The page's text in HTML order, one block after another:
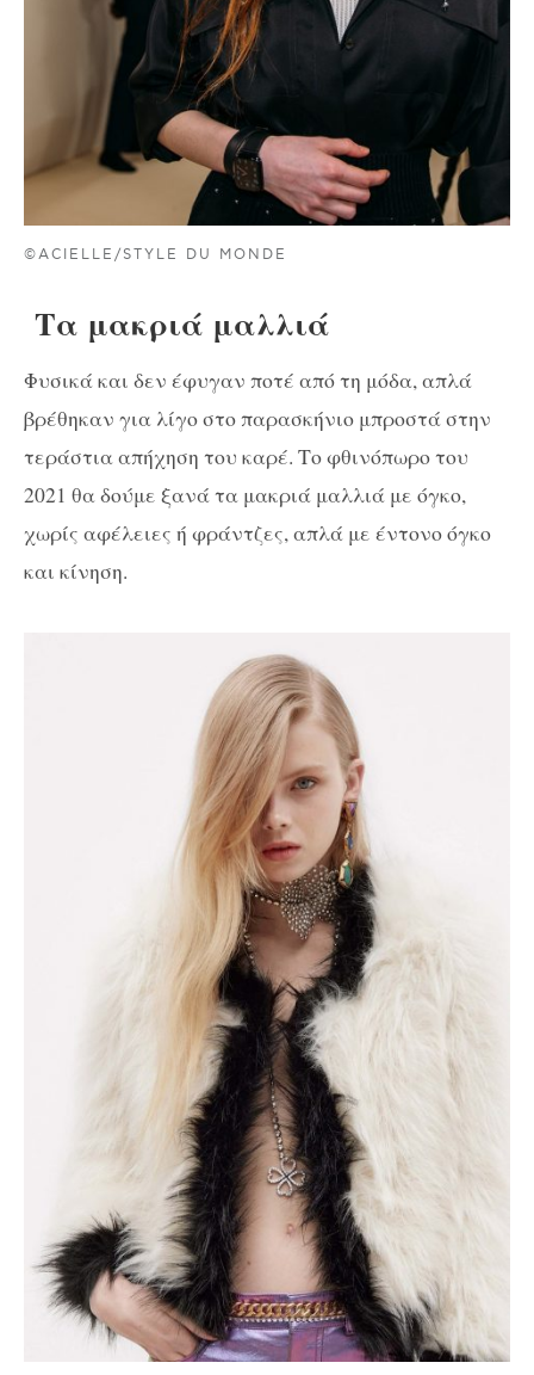
©ACIELLE/STYLE DU MONDE
Τα μακριά μαλλιά
Φυσικά και δεν έφυγαν ποτέ από τη μόδα, απλά
βρέθηκαν για λίγο στο παρασκήνιο μπροστά στην
τεράστια απήχηση του καρέ. Το φθινόπωρο του
2021 θα δούμε ξανά τα μακριά μαλλιά με όγκο,
χωρίς αφέλειες ή φράντζες, απλά με έντονο όγκο
και κίνηση.